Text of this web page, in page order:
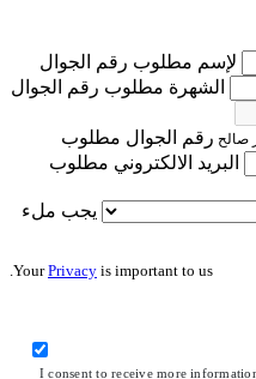
لإسم مطلوب رقم الجوال
الشهرة مطلوب رقم الجوال
صالح رقم الجوال مطلوب
البريد الالكتروني مطلوب
يجب ملء
YourPrivacy is important to us.
I consent to receive more